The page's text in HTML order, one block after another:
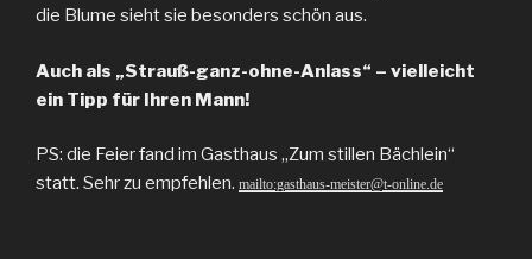
die Blume sieht sie besonders schön aus.
Auch als „Strauß-ganz-ohne-Anlass“ – vielleicht
ein Tipp für Ihren Mann!
PS: die Feier fand im Gasthaus „Zum stillen Bächlein“
statt. Sehr zu empfehlen. mailto:gasthaus-meister@t-online.de